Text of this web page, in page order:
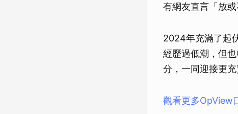
有網友直言「放
2024年充滿了起
經歷過低潮，但
分，一同迎接更
觀看更多OpView